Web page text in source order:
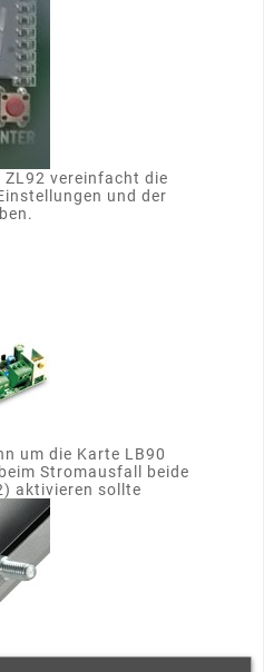
ZL92 vereinfacht die
und der
um die Karte LB90
Stromausfall beide
aktivieren sollte